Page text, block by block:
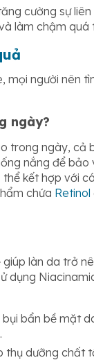
cường sự
làm chậm quá
người nên
ngày?
trong ngày, cả
nắng để bảo
kết hợp với
chứa Retinol
làn da trở
dụng
bẩn bề mặt
thụ dưỡng chất